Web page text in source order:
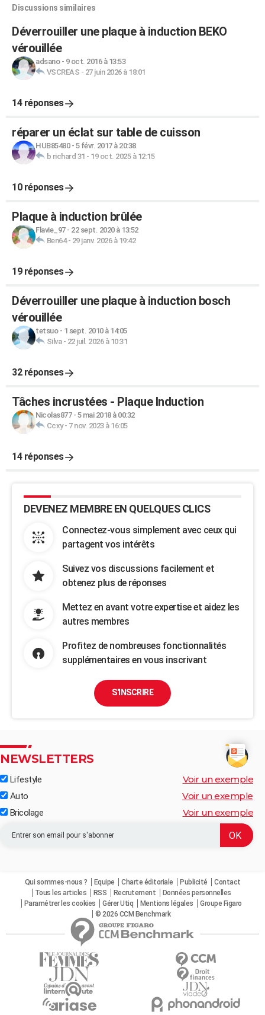
Discussions similaires
Déverrouiller une plaque à induction BEKO
vérouillée
adsano- 9 oct. 2016 à 13:53
VSCREAS - 27 juin 2026 à 18:01
14 réponses
réparer un éclat sur table de cuisson
HUB85480- 5 févr. 2017 à 20:38
b richard 31 - 19 oct. 2025 à 12:15
10 réponses
Plaque à induction brûlée
Flavie_97- 22 sept. 2020 à 13:52
Ben64- 29 janv. 2026 à 19:42
19 réponses
Déverrouiller une plaque à induction bosch
vérouillée
tetsuo- 1 sept. 2010 à 14:05
Silva- 22 juil. 2026 à 10:31
32 réponses
Tâches incrustées - Plaque Induction
Nicolas877- 5 mai 2018 à 00:32
Ccxy- 7 nov. 2023 à 16:05
14 réponses
DEVENEZ MEMBRE EN QUELQUES CLICS
Connectez-vous simplement avec ceux qui
partagent vos intérêts
Suivez vos discussions facilement et
obtenez plus de réponses
Mettez en avant votre expertise et aidez les
autres membres
Profitez de nombreuses fonctionnalités
supplémentaires en vous inscrivant
S'INSCRIRE
NEWSLETTERS
Lifestyle Voir un exemple
Auto Voir un exemple
Bricolage Voir un exemple
Qui sommes-nous ? Equipe Charte éditoriale Publicité
Contact
Tous les articles
RSS Recrutement
Données personnelles
Paramétrer les cookies
Gérer Utiq Mentions légales
Groupe Figaro
© 2026 CCM Benchmark